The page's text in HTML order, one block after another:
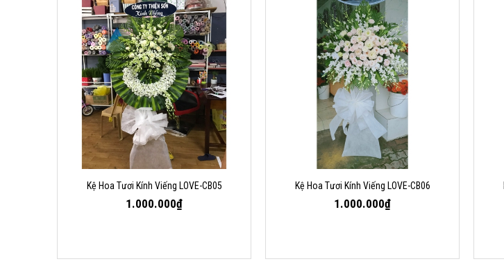
Kệ Hoa Tươi Kính Viếng LOVE-CB05
1.000.000₫
Kệ Hoa Tươi Kính Viếng LOVE-CB06
1.000.000₫